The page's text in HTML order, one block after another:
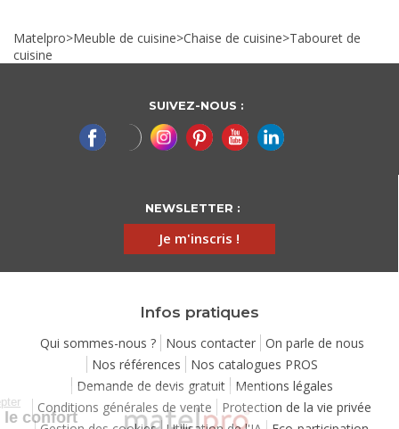
Matelpro>Meuble de cuisine>Chaise de cuisine>Tabouret de
cuisine
SUIVEZ-NOUS :
NEWSLETTER :
Je m'inscris !
Infos pratiques
Qui sommes-nous ? Nous contacter
On parle de nous
Nos références
Nos catalogues PROS
Demande de devis gratuit
Mentions légales
Conditions générales de vente
Protection de la vie privée
Continuer sans accepter
Chez Matelpro, le confort